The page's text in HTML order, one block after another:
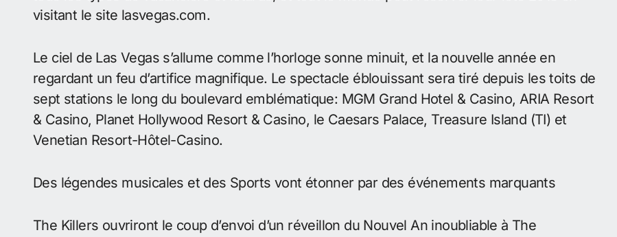
visitant le site lasvegas.com.
Le ciel de Las Vegas s’allume comme l’horloge sonne minuit, et la nouvelle année en
regardant un feu d’artifice magnifique. Le spectacle éblouissant sera tiré depuis les toits de
sept stations le long du boulevard emblématique: MGM Grand Hotel & Casino, ARIA Resort
& Casino, Planet Hollywood Resort & Casino, le Caesars Palace, Treasure Island (TI) et
Venetian Resort-Hôtel-Casino.
Des légendes musicales et des Sports vont étonner par des événements marquants
The Killers ouvriront le coup d’envoi d’un réveillon du Nouvel An inoubliable à The